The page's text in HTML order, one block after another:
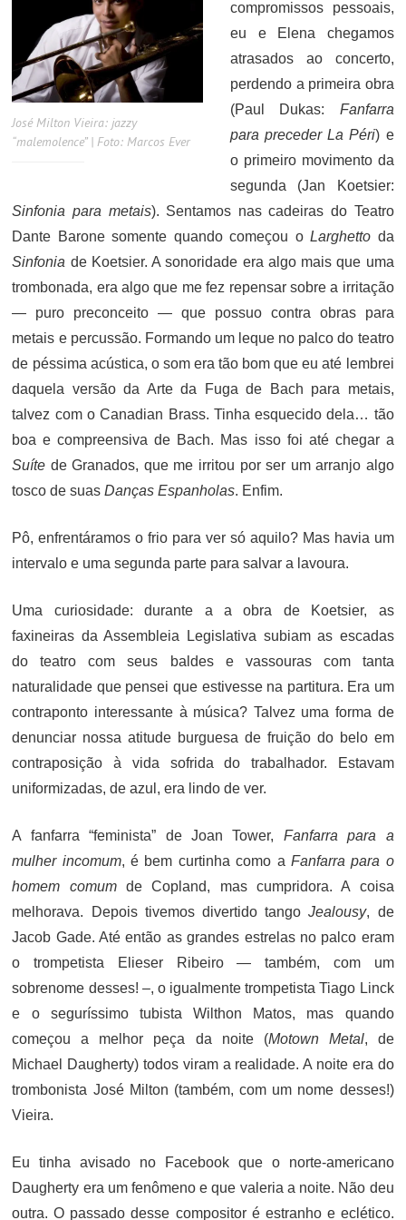
José Milton Vieira: jazzy
“malemolence” | Foto: Marcos Ever
compromissos pessoais,
eu e Elena chegamos
atrasados ao concerto,
perdendo a primeira obra
(Paul Dukas: Fanfarra
para preceder La Péri) e
o primeiro movimento da
segunda (Jan Koetsier:
Sinfonia para metais). Sentamos nas cadeiras do Teatro
Dante Barone somente quando começou oLarghetto da
Sinfonia de Koetsier. A sonoridade era algo mais que uma
trombonada, era algo que me fez repensar sobre a irritação
— puro preconceito — que possuo contra obras para
metais e percussão. Formando um leque no palco do teatro
de péssima acústica, o som era tão bom que eu até lembrei
daquela versão da Arte da Fuga de Bach para metais,
talvez com o Canadian Brass. Tinha esquecido dela… tão
boa e compreensiva de Bach. Mas isso foi até chegar a
Suíte de Granados, que me irritou por ser um arranjo algo
tosco de suasDanças Espanholas. Enfim.
Pô, enfrentáramos o frio para ver só aquilo? Mas havia um
intervalo e uma segunda parte para salvar a lavoura.
Uma curiosidade: durante a a obra de Koetsier, as
faxineiras da Assembleia Legislativa subiam as escadas
do teatro com seus baldes e vassouras com tanta
naturalidade que pensei que estivesse na partitura. Era um
contraponto interessante à música? Talvez uma forma de
denunciar nossa atitude burguesa de fruição do belo em
contraposição à vida sofrida do trabalhador. Estavam
uniformizadas, de azul, era lindo de ver.
A fanfarra “feminista” de Joan Tower, Fanfarra para a
mulher incomum, é bem curtinha como a Fanfarra para o
homem comumde Copland, mas cumpridora. A coisa
melhorava. Depois tivemos divertido tangoJealousy, de
Jacob Gade. Até então as grandes estrelas no palco eram
o trompetista Elieser Ribeiro — também, com um
sobrenome desses! –, o igualmente trompetista Tiago Linck
e o seguríssimo tubista Wilthon Matos, mas quando
começou a melhor peça da noite (Motown Metal, de
Michael Daugherty) todos viram a realidade. A noite era do
trombonista José Milton (também, com um nome desses!)
Vieira.
Eu tinha avisado no Facebook que o norte-americano
Daugherty era um fenômeno e que valeria a noite. Não deu
outra. O passado desse compositor é estranho e eclético.